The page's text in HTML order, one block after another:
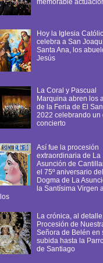
Hoy la Iglesia
celebra a San
Santa Ana, los
Jesús
La Coral y Pascual
Marquina abren los
de la Feria de El
2022 celebrando un
concierto
Así fue la procesión
extraordinaria de La
Asunción de
el 75º aniversario del
Dogma de La
la Santísima Virgen
La crónica, al
Procesión de
Señora de Belén en
subida hasta la
de Santiago